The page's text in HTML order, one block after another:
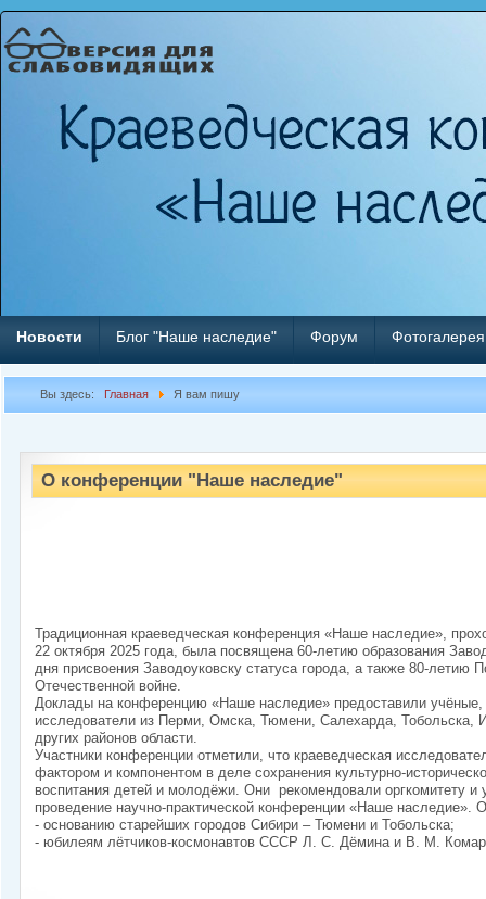
Новости Блог "Наше наследие" Форум Фотогалерея
Вы здесь: Главная Я вам пишу
О конференции "Наше наследие"
Традиционная краеведческая конференция «Наше наследие»,
22 октября 2025 года, была посвящена 60-летию образования
дня присвоения Заводоуковску статуса города, а также 80-летию
Отечественной войне.
Доклады на конференцию «Наше наследие» предоставили учёные,
исследователи из Перми, Омска, Тюмени, Салехарда, Тобольска,
других районов области.
Участники конференции отметили, что краеведческая
фактором и компонентом в деле сохранения культурно-
воспитания детей и молодёжи. Они рекомендовали оргкомитету и
проведение научно-практической конференции «Наше
- основанию старейших городов Сибири – Тюмени и Тобольска;
- юбилеям лётчиков-космонавтов СССР Л. С. Дёмина и В. М.